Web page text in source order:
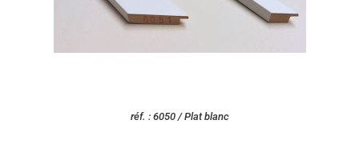
réf. : 6050 / Plat blanc